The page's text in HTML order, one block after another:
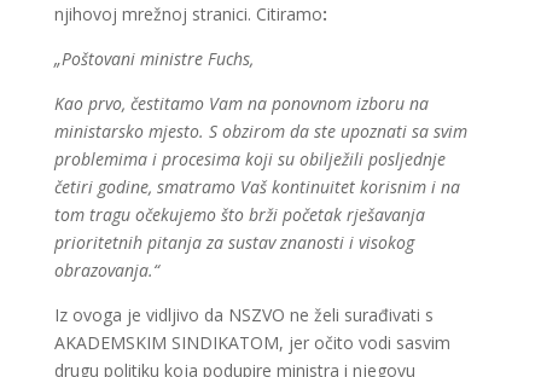
njihovoj mrežnoj stranici. Citiramo:
„Poštovani ministre Fuchs,
Kao prvo, čestitamo Vam na ponovnom izboru na
ministarsko mjesto. S obzirom da ste upoznati sa svim
problemima i procesima koji su obilježili posljednje
četiri godine, smatramo Vaš kontinuitet korisnim i na
tom tragu očekujemo što brži početak rješavanja
prioritetnih pitanja za sustav znanosti i visokog
obrazovanja.“
Iz ovoga je vidljivo da NSZVO ne želi surađivati s
AKADEMSKIM SINDIKATOM, jer očito vodi sasvim
drugu politiku koja podupire ministra i njegovu